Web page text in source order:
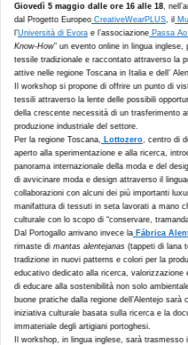
Giovedì 5 maggio dalle ore 16 alle 18 ,
dal Progetto Europeo CreativeWearPLUS , il
l’Università di Evora e l’associazione Passa
Know-How” un evento online in lingua inglese,
tessile tradizionale e raccontato attraverso la
attive nelle regione Toscana in Italia e dell’
Il workshop si propone di offrire un punto di
tessili attraverso la lente delle possibili
della crescente necessità di un trasferimento
produzione industriale del settore.
Per la regione Toscana,
Lottozero , centro di
aperto alla sperimentazione e alla ricerca,
panorama internazionale della moda e del
di avvicinare moda e design attraverso il
collaborazioni con alcuni dei più importanti
manifattura di tessuti in seta lavorati a mano
culturale con lo scopo di “conservare,
Dal Portogallo arrivano invece la Fábrica
rimaste di mantas alentejanas (tappeti di lana
tradizione in nuovi patterns e colori per la
educativo dedicato alla ricerca,
di educare alla sostenibilità non solo
buone pratiche dalla regione dell’Alentejo sarà
iniziativa culturale basata sulla ricerca e la
immateriale degli artigiani portoghesi.
Il workshop, in lingua inglese, sarà trasmesso